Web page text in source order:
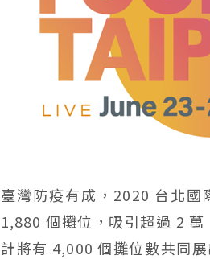
臺灣防疫有成，2020 台北
1,880 個攤位，吸引超過 2
計將有 4,000 個攤位數共同